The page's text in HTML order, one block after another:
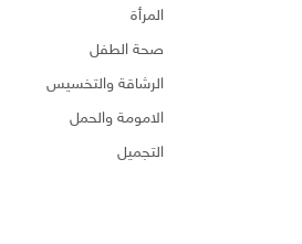
المرأة
صحة الطفل
الرشاقة والتخسيس
الامومة والحمل
التجميل